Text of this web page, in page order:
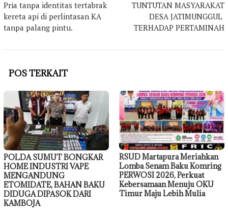
pos
Pria tanpa identitas tertabrak
kereta api di perlintasan KA
tanpa palang pintu.
TUNTUTAN MASYARAKAT
DESA JATIMUNGGUL
TERHADAP PERTAMINAH
POS TERKAIT
POLDA SUMUT BONGKAR
HOME INDUSTRI VAPE
MENGANDUNG
ETOMIDATE, BAHAN BAKU
DIDUGA DIPASOK DARI
KAMBOJA
RSUD Martapura Meriahkan
Lomba Senam Baku Komring
PERWOSI 2026, Perkuat
Kebersamaan Menuju OKU
Timur Maju Lebih Mulia